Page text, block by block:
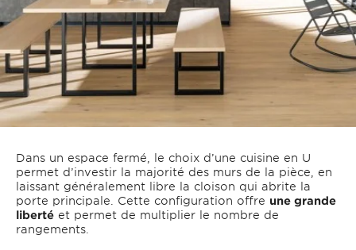
Dans un espace fermé, le choix d’une cuisine en U
permet d’investir la majorité des murs de la pièce, en
laissant généralement libre la cloison qui abrite la
porte principale. Cette configuration offre une grande
liberté et permet de multiplier le nombre de
rangements.